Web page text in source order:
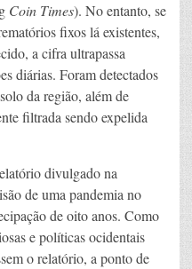
Coin Times). No entanto, se
fixos lá existentes,
a cifra ultrapassa
diárias. Foram detectados
da região, além de
filtrada sendo expelida
divulgado na
de uma pandemia no
de oito anos. Como
e políticas ocidentais
o relatório, a ponto de